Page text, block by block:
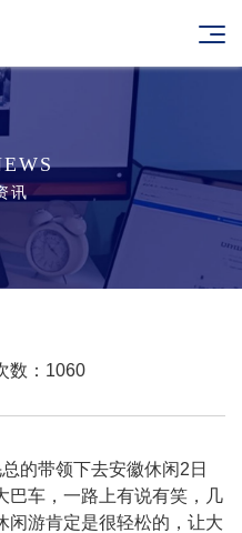
讯
数：1060
的带领下去安徽休闲2日
巴车，一路上有说有笑，几
闲游肯定是很轻松的，让大